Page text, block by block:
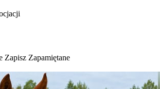
Zapisz Zapamiętane